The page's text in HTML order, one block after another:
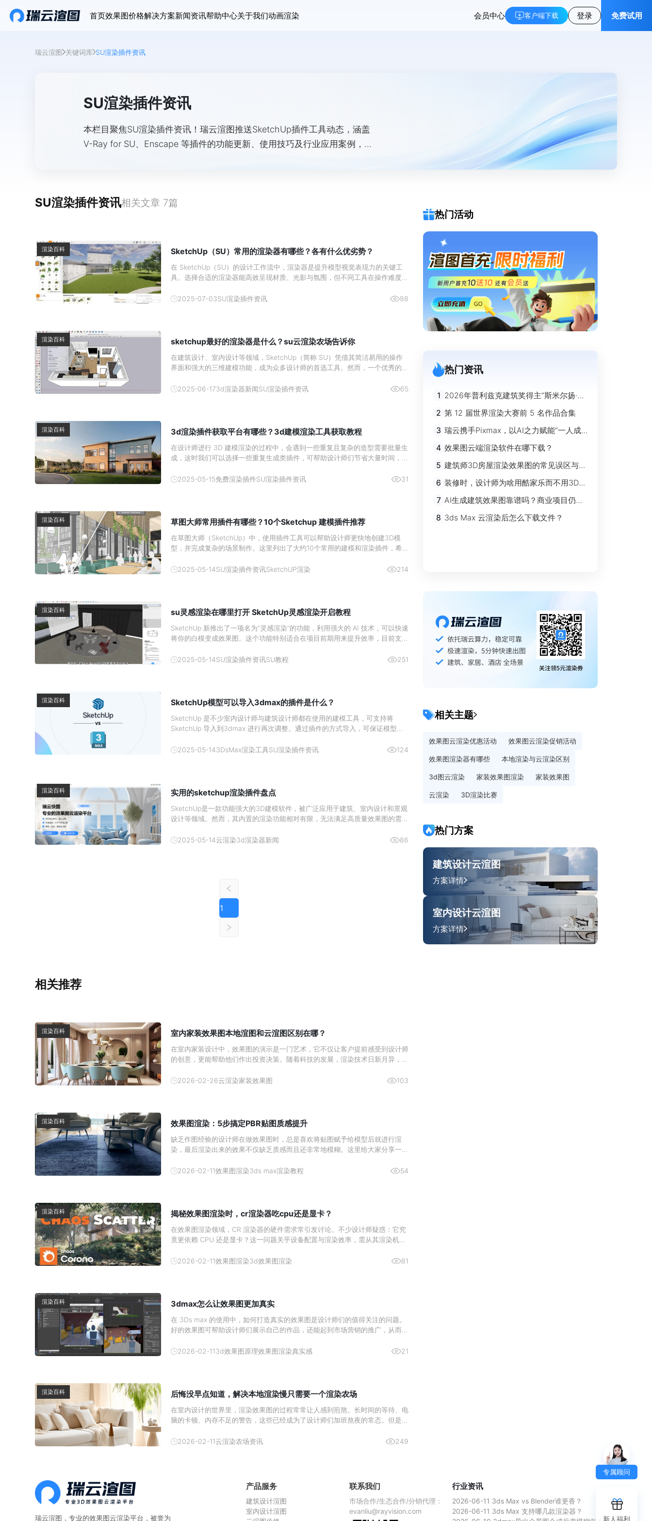
首页效果图价格解决方案新闻资讯帮助中心关于我们动画渲染 会员中心 客户端下载 登录 免费试用
瑞云渲图 关键词库 SU渲染插件资讯
SU渲染插件资讯
本栏目聚焦SU渲染插件资讯！瑞云渲图推送SketchUp插件工具动态，涵盖
V-Ray for SU、Enscape 等插件的功能更新、使用技巧及行业应用案例，助
SU渲染插件资讯相关文章 7篇
渲染百科 SketchUp（SU）常用的渲染器有哪些？各有什么优劣势？
在 SketchUp（SU）的设计工作流中，渲染器是提升模型视觉表现力的关键工
具。选择合适的渲染器能高效呈现材质、光影与氛围，但不同工具在操作难度、
2025-07-03SU渲染插件资讯 98
渲染百科 sketchup最好的渲染器是什么？su云渲染农场告诉你
在建筑设计、室内设计等领域，SketchUp（简称 SU）凭借其简洁易用的操作
界面和强大的三维建模功能，成为众多设计师的首选工具。然而，一个优秀的渲
那么，sketchup 最好的渲染器是什么呢？接下来，瑞云渲染农场将为你详细剖
2025-06-173d渲染器新闻SU渲染插件资讯 65
渲染百科 3d渲染插件获取平台有哪些？3d建模渲染工具获取教程
在设计师进行 3D 建模渲染的过程中，会遇到一些重复且复杂的造型需要批量生
成，这时我们可以选择一些重复生成类插件，可帮助设计师们节省大量时间，那
2025-05-15免费渲染插件SU渲染插件资讯 31
渲染百科 草图大师常用插件有哪些？10个Sketchup 建模插件推荐
在草图大师（SketchUp）中，使用插件工具可以帮助设计师更快地创建3D模
型，并完成复杂的场景制作。这里列出了大约10个常用的建模和渲染插件，希
2025-05-14SU渲染插件资讯SketchUP渲染 214
渲染百科 su灵感渲染在哪里打开 SketchUp灵感渲染开启教程
SketchUp 新推出了一项名为“灵感渲染”的功能，利用强大的 AI 技术，可以快速
将你的白模变成效果图。这个功能特别适合在项目前期用来提升效率，目前支持
简单介绍一下。
2025-05-14SU渲染插件资讯SU教程 251
渲染百科 SketchUp模型可以导入3dmax的插件是什么？
SketchUp 是不少室内设计师与建筑设计师都在使用的建模工具，可支持将
SketchUp 导入到3dmax 进行再次调整。通过插件的方式导入，可保证模型的
来简单看吧。
2025-05-143DsMax渲染工具SU渲染插件资讯 124
渲染百科 实用的sketchup渲染插件盘点
SketchUp是一款功能强大的3D建模软件，被广泛应用于建筑、室内设计和景观
设计等领域。然而，其内置的渲染功能相对有限，无法满足高质量效果图的需
增强其渲染能力。
2025-05-14云渲染3d渲染器新闻 86
1
相关推荐
渲染百科 室内家装效果图本地渲图和云渲图区别在哪？
在室内家装设计中，效果图的演示是一门艺术，它不仅让客户提前感受到设计师
的创意，更能帮助他们作出投资决策。随着科技的发展，渲染技术日新月异，室
方式逐渐成为了设计师们的热门选择。本文将深入分析这两种渲染方式的区别，
2026-02-26云渲染家装效果图 103
渲染百科 效果图渲染：5步搞定PBR贴图质感提升
缺乏作图经验的设计师在做效果图时，总是喜欢将贴图赋予给模型后就进行渲
染，最后渲染出来的效果不仅缺乏质感而且还非常地模糊。这里给大家分享一个
图质感提升技巧1、 首先将准备好的贴图拖入贴图生成器中。2、 然后再点击上
2026-02-11效果图渲染3ds max渲染教程 54
渲染百科 揭秘效果图渲染时，cr渲染器吃cpu还是显卡？
在效果图渲染领域，CR 渲染器的硬件需求常引发讨论。不少设计师疑惑：它究
竟更依赖 CPU 还是显卡？这一问题关乎设备配置与渲染效率，需从其渲染机制
加速对于使用 CR 渲染器的设计师而言，硬件投入的优先级一直是关键问题。核
2026-02-11效果图渲染3d效果图渲染 81
渲染百科 3dmax怎么让效果图更加真实
在 3Ds max 的使用中，如何打造真实的效果图是设计师们的值得关注的问题。
好的效果图可帮助设计师们展示自己的作品，还能起到市场营销的推广，从而激
吧。1、 材质与纹理的雕琢材质类型：依据物体特性选材质，如金属用“金属”明
2026-02-113d效果图原理效果图渲染真实感 21
渲染百科 后悔没早点知道，解决本地渲染慢只需要一个渲染农场
在室内设计的世界里，渲染效果图的过程常常让人感到煎熬。长时间的等待、电
脑的卡顿、内存不足的警告，这些已经成为了设计师们加班熬夜的常态。但是，
云渲染农场——瑞云渲图，它不仅解决了本地渲染慢的问题，而且价格还非常划
2026-02-11云渲染农场资讯 249
热门活动
热门资讯
1 2026年普利兹克建筑奖得主“斯米尔扬·拉
迪奇”经典作品欣赏
2 第 12 届世界渲染大赛前 5 名作品合集
3 瑞云携手Pixmax，以AI之力赋能“一人成
4 效果图云端渲染软件在哪下载？
5 建筑师3D房屋渲染效果图的常见误区与规
避指南
6 装修时，设计师为啥用酷家乐而不用3Ds
max？
7 AI生成建筑效果图靠谱吗？商业项目仍离
不开传统渲染
8 3ds Max 云渲染后怎么下载文件？
相关主题
效果图云渲染优惠活动 效果图云渲染促销活动
效果图渲染器有哪些 本地渲染与云渲染区别
3d图云渲染 家装效果图渲染 家装效果图
云渲染 3D渲染比赛
热门方案
建筑设计云渲图
方案详情
室内设计云渲图
方案详情
瑞云渲图，专业的效果图云渲染平台 ，被誉为
产品服务
建筑设计渲图
室内设计渲图
联系我们
市场合作/生态合作/分销代理：
evanliu@rayvision.com
行业资讯
2026-06-11 3ds Max vs Blender谁更香？
2026-06-11 3ds Max 支持哪几款渲染器？
专属顾问
新人福利